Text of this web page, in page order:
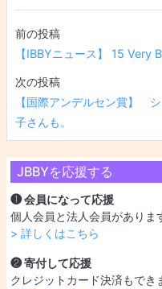
JBBYを応援する
❶ 会員になって応援
個人会員と法人会員がありま
> 詳しくはこちら
❷ 寄付して応援
クレジットカード決済もでき
投稿ナビゲー
【IBBYニュース】 15 Very
【国際アンデルセン賞】
子さんも。